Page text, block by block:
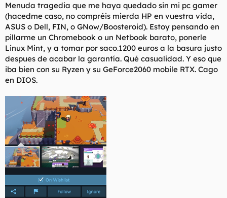
Menuda tragedia que me haya quedado sin mi pc gamer
(hacedme caso, no compréis mierda HP en vuestra vida,
ASUS o Dell, FIN, o GNow/Boosteroid). Estoy pensando en
pillarme un Chromebook o un Netbook barato, ponerle
Linux Mint, y a tomar por saco.1200 euros a la basura justo
despues de acabar la garantía. Qué casualidad. Y eso que
iba bien con su Ryzen y su GeForce2060 mobile RTX. Cago
en DIOS.